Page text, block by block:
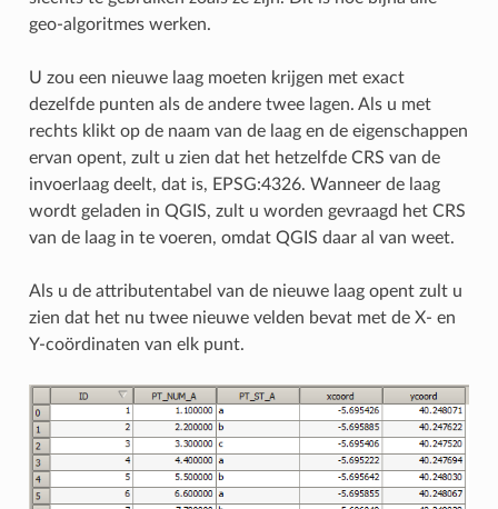
geo-algoritmes werken.
U zou een nieuwe laag moeten krijgen met exact
dezelfde punten als de andere twee lagen. Als u met
rechts klikt op de naam van de laag en de eigenschappen
ervan opent, zult u zien dat het hetzelfde CRS van de
invoerlaag deelt, dat is, EPSG:4326. Wanneer de laag
wordt geladen in QGIS, zult u worden gevraagd het CRS
van de laag in te voeren, omdat QGIS daar al van weet.
Als u de attributentabel van de nieuwe laag opent zult u
zien dat het nu twee nieuwe velden bevat met de X- en
Y-coördinaten van elk punt.